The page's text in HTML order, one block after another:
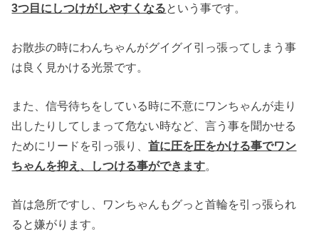
3つ目にしつけがしやすくなるという事です。
お散歩の時にわんちゃんがグイグイ引っ張ってしまう事
は良く見かける光景です。
また、信号待ちをしている時に不意にワンちゃんが走り
出したりしてしまって危ない時など、言う事を聞かせる
ためにリードを引っ張り、首に圧を圧をかける事でワン
ちゃんを抑え、しつける事ができます。
首は急所ですし、ワンちゃんもグっと首輪を引っ張られ
ると嫌がります。